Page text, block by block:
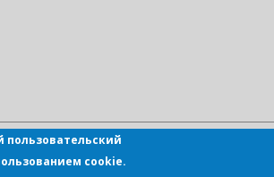
пользовательский
cookie.